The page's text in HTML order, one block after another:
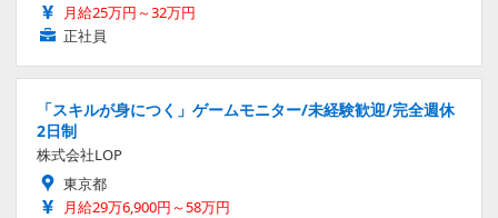
月給25万円～32万円
正社員
「スキルが身につく」ゲームモニター/未経験歓迎/完全週休
2日制
株式会社LOP
東京都
月給29万6,900円～58万円